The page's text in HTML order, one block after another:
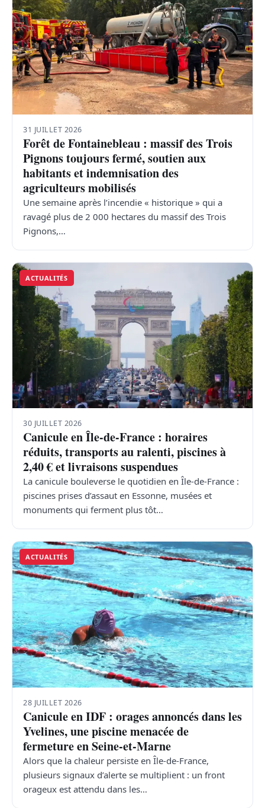
31 JUILLET 2026
Forêt de Fontainebleau : massif des Trois
Pignons toujours fermé, soutien aux
habitants et indemnisation des
agriculteurs mobilisés
Une semaine après l’incendie « historique » qui a
ravagé plus de 2 000 hectares du massif des Trois
Pignons,…
ACTUALITÉS
30 JUILLET 2026
Canicule en Île-de-France : horaires
réduits, transports au ralenti, piscines à
2,40 € et livraisons suspendues
La canicule bouleverse le quotidien en Île-de-France :
piscines prises d’assaut en Essonne, musées et
monuments qui ferment plus tôt…
ACTUALITÉS
28 JUILLET 2026
Canicule en IDF : orages annoncés dans les
Yvelines, une piscine menacée de
fermeture en Seine-et-Marne
Alors que la chaleur persiste en Île-de-France,
plusieurs signaux d’alerte se multiplient : un front
orageux est attendu dans les…